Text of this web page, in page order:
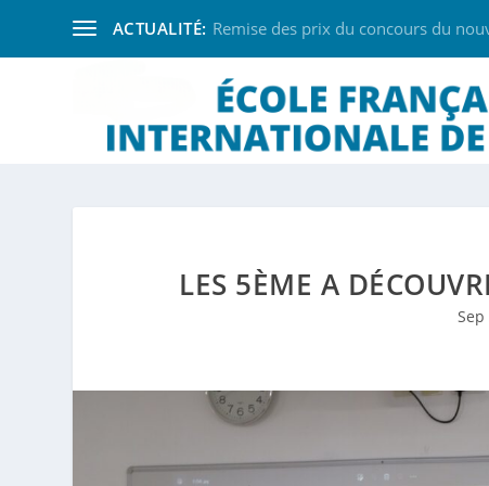
ACTUALITÉ: Remise des prix du concours du
LES 5ÈME A
Sep